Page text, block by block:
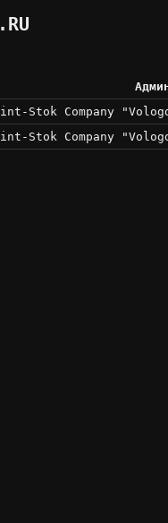
Stok Company
Stok Company